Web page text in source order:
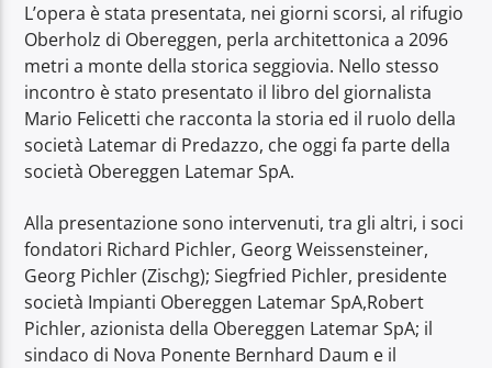
L’opera è stata presentata, nei giorni scorsi, al rifugio
Oberholz di Obereggen, perla architettonica a 2096
metri a monte della storica seggiovia. Nello stesso
incontro è stato presentato il libro del giornalista
Mario Felicetti che racconta la storia ed il ruolo della
società Latemar di Predazzo, che oggi fa parte della
società Obereggen Latemar SpA.
Alla presentazione sono intervenuti, tra gli altri, i soci
fondatori Richard Pichler, Georg Weissensteiner,
Georg Pichler (Zischg); Siegfried Pichler, presidente
società Impianti Obereggen Latemar SpA,Robert
Pichler, azionista della Obereggen Latemar SpA; il
sindaco di Nova Ponente Bernhard Daum e il